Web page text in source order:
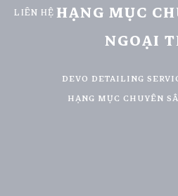
LIÊN HỆHẠNG MỤC
NGOẠI
DEVO DETAILING
HẠNG MỤC CHUYÊN